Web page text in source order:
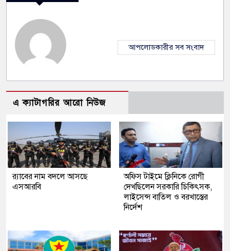
আপলোডকারীর সব সংবাদ
এ ক্যাটাগরির আরো নিউজ
র‍্যাবের নাম বদলে আসছে
এসআরবি
অফিস টাইমে ক্লিনিকে রোগী
দেখছিলেন সরকারি চিকিৎসক,
লাইসেন্স বাতিল ও বরখাস্তের
নির্দেশ